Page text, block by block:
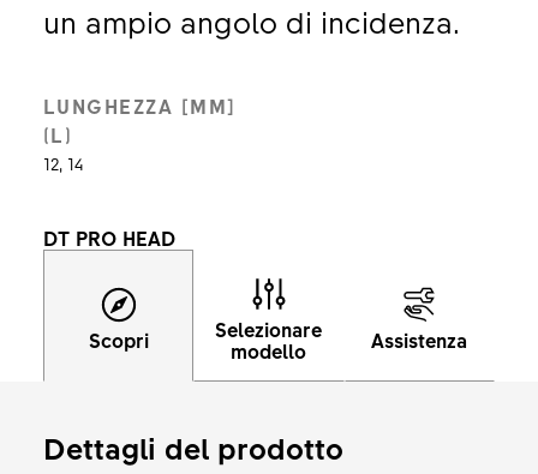
un ampio angolo di incidenza.
LUNGHEZZA [MM]
(L)
12, 14
DT PRO HEAD
Scopri
Selezionare
modello
Assistenza
Dettagli del prodotto